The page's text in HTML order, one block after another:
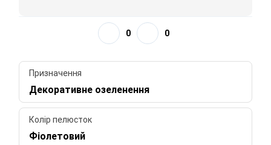
0 0
Призначення
Декоративне озеленення
Колір пелюсток
Фіолетовий